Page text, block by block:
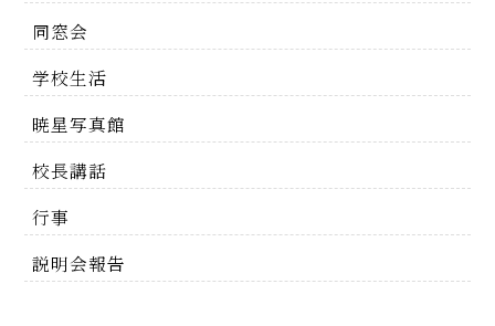
同窓会
学校生活
暁星写真館
校長講話
行事
説明会報告